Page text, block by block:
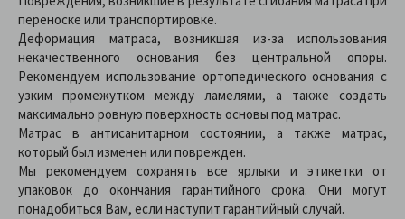
переноске или транспортировке.
Деформация матраса, возникшая из-за использования
некачественного основания без центральной опоры.
Рекомендуем использование ортопедического основания с
узким промежутком между ламелями, а также создать
максимально ровную поверхность основы под матрас.
Матрас в антисанитарном состоянии, а также матрас,
который был изменен или поврежден.
Мы рекомендуем сохранять все ярлыки и этикетки от
упаковок до окончания гарантийного срока. Они могут
понадобиться Вам, если наступит гарантийный случай.